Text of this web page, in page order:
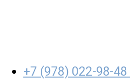
+7 (978) 022-98-48